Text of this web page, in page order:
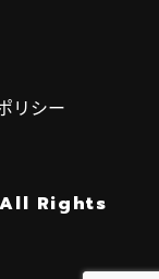
リシー
All Rights